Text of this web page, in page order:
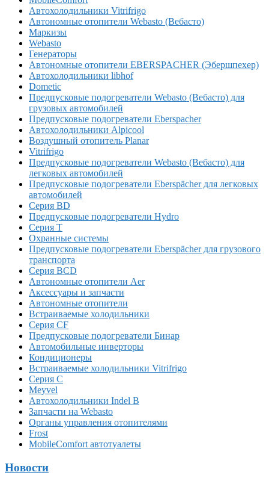
Автохолодильники Vitrifrigo
Автономные отопители Webasto (Вебасто)
Маркизы
Webasto
Генераторы
Автономные отопители EBERSPACHER (Эбершпехер)
Автохолодильники libhof
Dometic
Предпусковые подогреватели Webasto (Вебасто) для
грузовых автомобилей
Предпусковые подогреватели Eberspacher
Автохолодильники Alpicool
Воздушный отопитель Planar
Vitrifrigo
Предпусковые подогреватели Webasto (Вебасто) для
легковых автомобилей
Предпусковые подогреватели Eberspächer для легковых
автомобилей
Серия BD
Предпусковые подогреватели Hydro
Серия T
Охранные системы
Предпусковые подогреватели Eberspächer для грузового
транспорта
Серия BCD
Автономные отопители Аer
Аксессуары и запчасти
Автономные отопители
Встраиваемые холодильники
Серия CF
Предпусковые подогреватели Бинар
Автомобильные инверторы
Кондиционеры
Встраиваемые холодильники Vitrifrigo
Серия C
Meyvel
Автохолодильники Indel B
Запчасти на Webasto
Органы управления отопителями
Frost
MobileComfort автотуалеты
Новости